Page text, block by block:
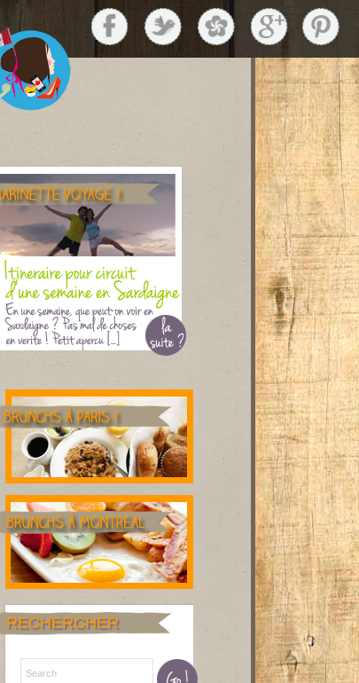
RECHERCHER